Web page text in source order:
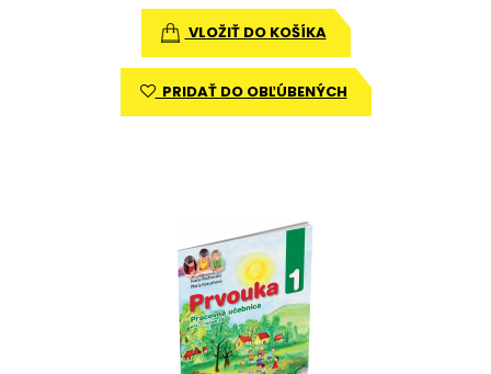
VLOŽIŤ DO KOŠÍKA
PRIDAŤ DO OBĽÚBENÝCH